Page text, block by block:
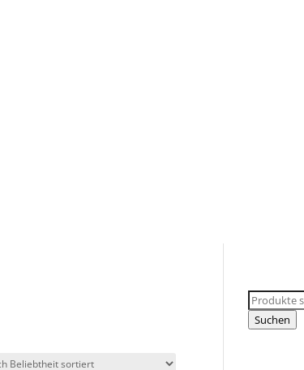
Suchen
nach:
Suchen